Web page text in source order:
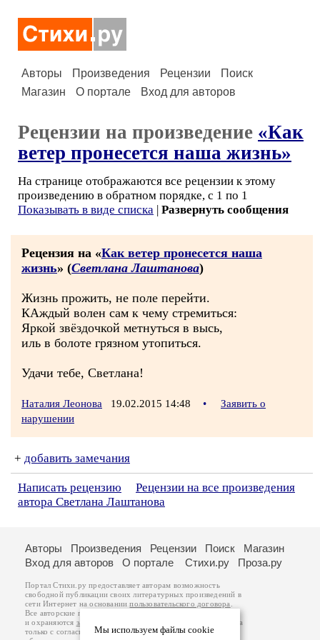
Авторы Произведения Рецензии
Поиск
Магазин
О портале Вход для авторов
Рецензии на произведение «Как
ветер пронесется наша жизнь»
На странице отображаются все рецензии к этому
произведению в обратном порядке, с 1 по 1
Показывать в виде списка | Развернуть сообщения
Рецензия на «Как ветер пронесется наша
жизнь» (Светлана Лаштанова)
Жизнь прожить, не поле перейти.
КАждый волен сам к чему стремиться:
Яркой звёздочкой метнуться в высь,
иль в болоте грязном утопиться.
Удачи тебе, Светлана!
Наталия Леонова 19.02.2015 14:48 •
Заявить о
нарушении
+ добавить замечания
Написать рецензию
Рецензии на все произведения
автора Светлана Лаштанова
Мы используем файлы cookie
Авторы Произведения Рецензии Поиск
Магазин
Вход для авторов
О портале Стихи.ру Проза.ру
Портал Стихи.ру предоставляет авторам возможность
свободной публикации своих литературных произведений в
сети Интернет на основаниипользовательского договора
Все авторские права на произведения принадлежат авторам
и охраняются законом
. Перепечатка произведений возможна
только с согласия его автора, к которому вы можете